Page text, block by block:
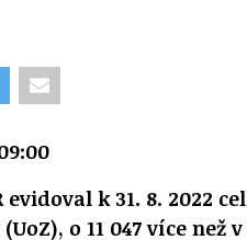
evidoval k 31. 8. 2022
o 11 047 více než